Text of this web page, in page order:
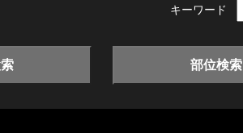
キーワード
部位検索